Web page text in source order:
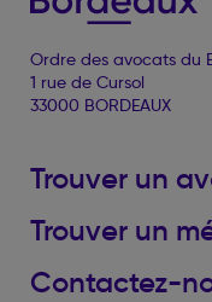
Ordre des avocats du
1 rue de Cursol
33000 BORDEAUX
Trouver un
Trouver un
Contactez-